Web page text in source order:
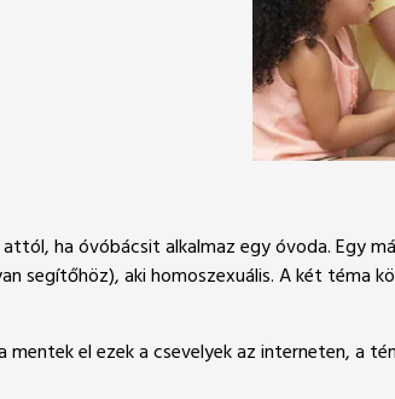
ha óvóbácsit alkalmaz egy óvoda. Egy
segítőhöz), aki homoszexuális. A két
el ezek a csevelyek az interneten, a